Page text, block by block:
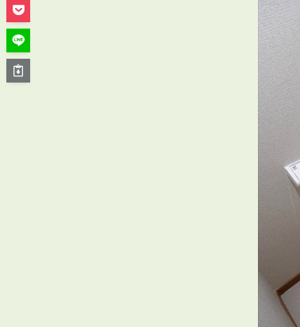
03-6262-
【受付時間】10:00~19:00（定休日：水曜